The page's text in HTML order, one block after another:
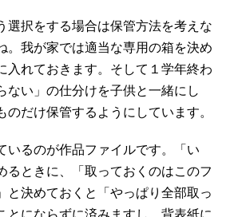
選択をする場合は保管方法を考えな
。我が家では適当な専用の箱を決め
入れておきます。そして１学年終わ
ない」の仕分けを子供と一緒にし
のだけ保管するようにしています。
いるのが作品ファイルです。「い
るときに、「取っておくのはこのフ
と決めておくと「やっぱり全部取っ
とにならずに済みますし、背表紙に